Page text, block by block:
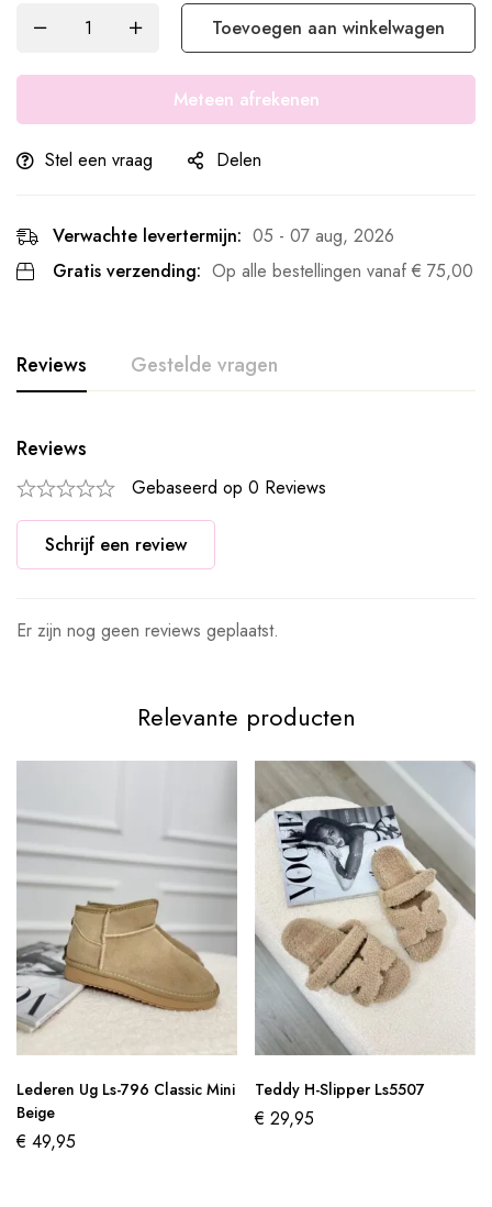
Toevoegen aan winkelwagen
Meteen afrekenen
Stel een vraag Delen
Verwachte levertermijn: 05 - 07 aug, 2026
Gratis verzending: Op alle bestellingen vanaf € 75,00
Reviews Gestelde vragen
Reviews
Gebaseerd op 0 Reviews
Schrijf een review
Er zijn nog geen reviews geplaatst.
Relevante producten
Lederen Ug Ls-796 Classic Mini
Beige
€ 49,95
Teddy H-Slipper Ls5507
€ 29,95